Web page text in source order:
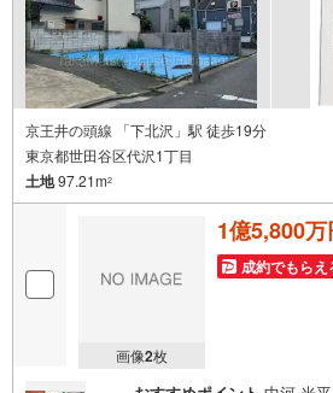
京王井の頭線 「下北沢」駅 徒歩19分
東京都世田谷区代沢1丁目
土地97.21m2
画像2枚
1億5,800万
成約でもらえ